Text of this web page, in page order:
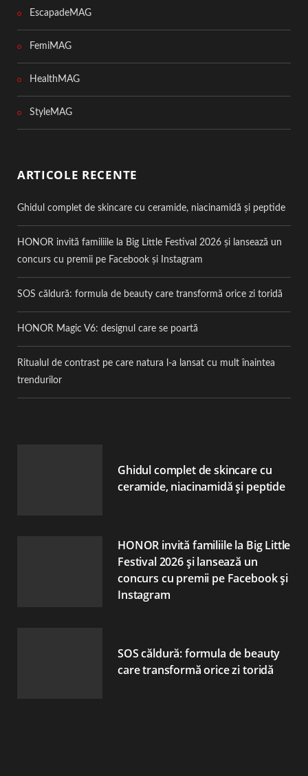
EscapadeMAG
FemiMAG
HealthMAG
StyleMAG
ARTICOLE RECENTE
Ghidul complet de skincare cu ceramide, niacinamidă și peptide
HONOR invită familiile la Big Little Festival 2026 și lansează un
concurs cu premii pe Facebook și Instagram
SOS căldură: formula de beauty care transformă orice zi toridă
HONOR Magic V6: designul care se poartă
Ritualul de contrast pe care natura l-a lansat cu mult înaintea
trendurilor
Ghidul complet de skincare cu
ceramide, niacinamidă și peptide
HONOR invită familiile la Big Little
Festival 2026 și lansează un
concurs cu premii pe Facebook și
Instagram
SOS căldură: formula de beauty
care transformă orice zi toridă